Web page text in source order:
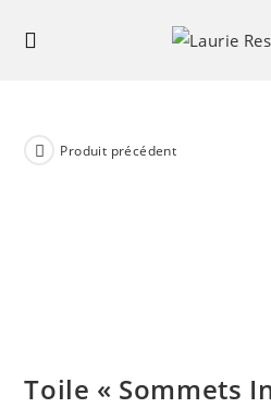
Produit précédent
Toile « Sommets